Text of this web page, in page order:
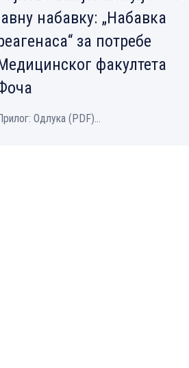
набавку: „Набавка
за потребе
факултета
Одлука (PDF)...